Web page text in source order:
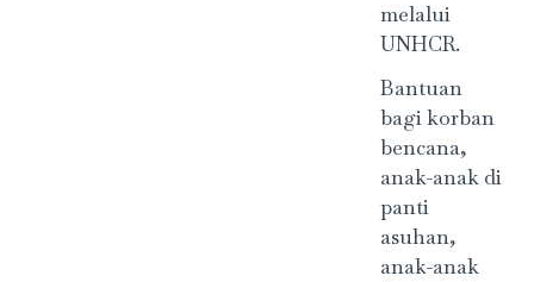
melalui
UNHCR.
Bantuan
bagi korban
bencana,
anak-anak di
panti
asuhan,
anak-anak